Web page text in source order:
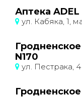
Аптека
ул. Кабяка, 1,
N170
ул. Пестрака, 4